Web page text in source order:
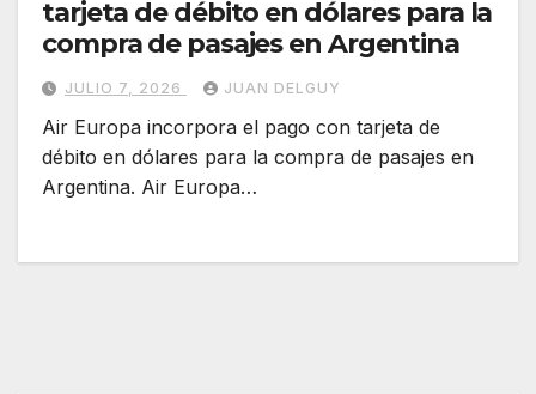
tarjeta de débito en dólares para la
compra de pasajes en Argentina
JULIO 7, 2026 JUAN DELGUY
Air Europa incorpora el pago con tarjeta de
débito en dólares para la compra de pasajes en
Argentina. Air Europa…